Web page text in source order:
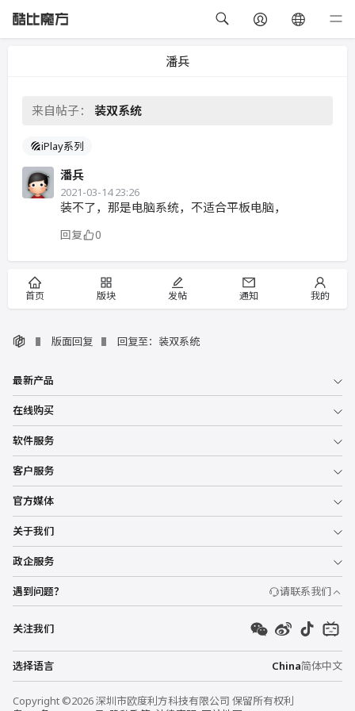
潘兵
来自帖子： 装双系统
iPlay系列
潘兵
2021-03-14 23:26
装不了，那是电脑系统，不适合平板电脑，
回复 0
首页 版块 发帖 通知 我的
版面回复 回复至：装双系统
最新产品
在线购买
软件服务
客户服务
官方媒体
关于我们
政企服务
遇到问题？ 请联系我们
关注我们
选择语言 China简体中文
Copyright ©2026 深圳市欧度利方科技有限公司 保留所有权利